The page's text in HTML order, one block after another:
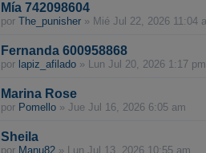
Mía 742098604
por The_punisher » Mié Jul 22, 2026 11:04
Fernanda 600958868
por lapiz_afilado » Lun Jul 20, 2026 1:17 pm
Marina Rose
por Pomello » Jue Jul 16, 2026 6:05 am
Sheila
por Manu82 » Lun Jul 13, 2026 10:55 am